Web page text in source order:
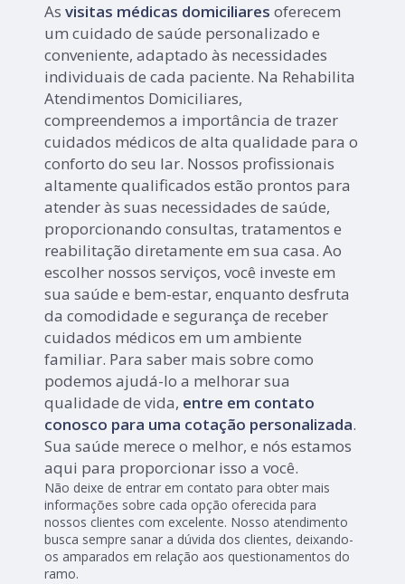
Asvisitas médicas domiciliares oferecem
um cuidado de saúde personalizado e
conveniente, adaptado às necessidades
individuais de cada paciente. Na Rehabilita
Atendimentos Domiciliares,
compreendemos a importância de trazer
cuidados médicos de alta qualidade para o
conforto do seu lar. Nossos profissionais
altamente qualificados estão prontos para
atender às suas necessidades de saúde,
proporcionando consultas, tratamentos e
reabilitação diretamente em sua casa. Ao
escolher nossos serviços, você investe em
sua saúde e bem-estar, enquanto desfruta
da comodidade e segurança de receber
cuidados médicos em um ambiente
familiar. Para saber mais sobre como
podemos ajudá-lo a melhorar sua
qualidade de vida, entre em contato
conosco para uma cotação personalizada.
Sua saúde merece o melhor, e nós estamos
aqui para proporcionar isso a você.
Não deixe de entrar em contato para obter mais
informações sobre cada opção oferecida para
nossos clientes com excelente. Nosso atendimento
busca sempre sanar a dúvida dos clientes, deixando-
os amparados em relação aos questionamentos do
ramo.